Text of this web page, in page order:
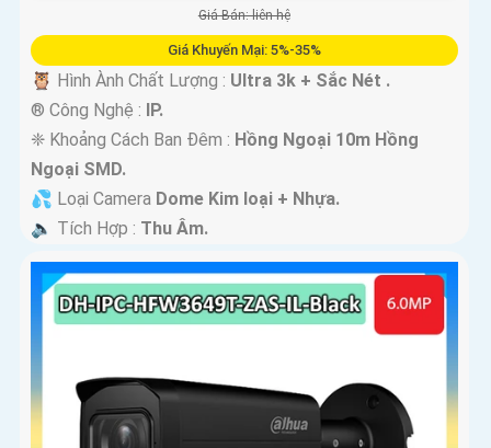
Giá Bán: liên hệ
Giá Khuyến Mại: 5%-35%
🦉 Hình Ành Chất Lượng : Ultra 3k + Sắc Nét .
®️ Công Nghệ : IP.
❈ Khoảng Cách Ban Đêm : Hồng Ngoại 10m Hồng
Ngoại SMD.
💦 Loại Camera Dome Kim loại + Nhựa.
️🔈 Tích Hợp : Thu Âm.